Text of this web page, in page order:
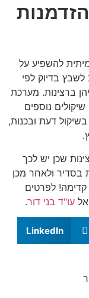
להשפיע על
בדיוק לפי
ברצינות. מערכת
נוספים
דעת ובכנות,
שכן יש לכך
ולאחר מכן
לפרטים
אל עו"ד בני דור.
LinkedIn